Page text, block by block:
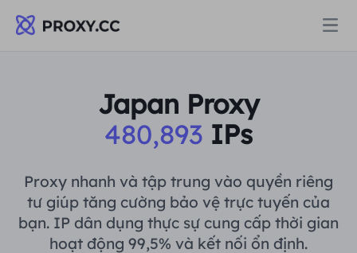
Proxy dân cư tĩnh
PROXY DÂN CƯ
Ủy quyền cư trú $0.8/GB
Data for AI
Japan Proxy
480,893 IPs
Proxy nhanh và tập trung vào quyền riêng
tư giúp tăng cường bảo vệ trực tuyến của
bạn. IP dân dụng thực sự cung cấp thời gian
hoạt động 99,5% và kết nối ổn định.